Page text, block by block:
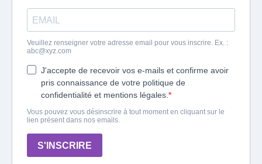
Veuillez renseigner votre adresse email pour vous inscrire. Ex. :
abc@xyz.com
J'accepte de recevoir vos e-mails et confirme avoir
pris connaissance de votre politique de
confidentialité et mentions légales.
Vous pouvez vous désinscrire à tout moment en cliquant sur le
lien présent dans nos emails.
S'INSCRIRE